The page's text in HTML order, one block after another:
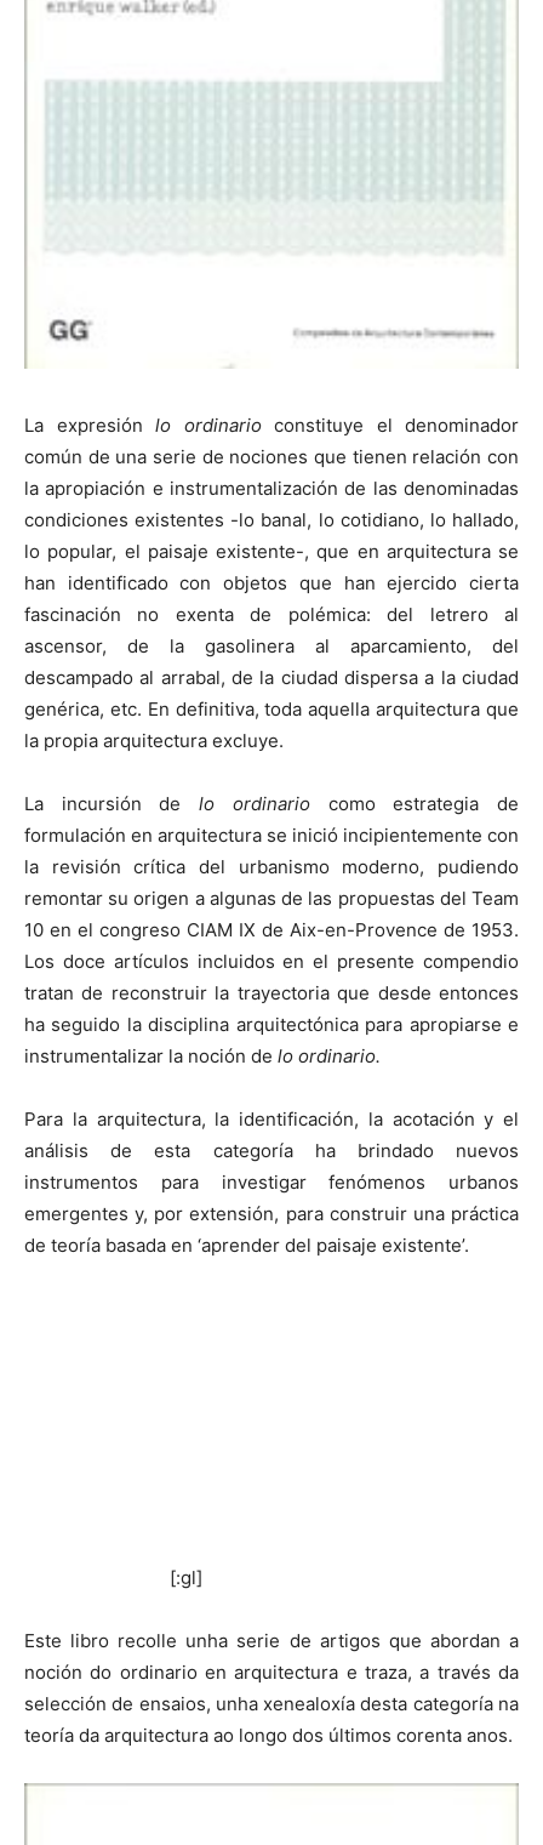
La expresión lo ordinarioconstituye el denominador
común de una serie de nociones que tienen relación con
la apropiación e instrumentalización de las denominadas
condiciones existentes -lo banal, lo cotidiano, lo hallado,
lo popular, el paisaje existente-, que en arquitectura se
han identificado con objetos que han ejercido cierta
fascinación no exenta de polémica: del letrero al
ascensor, de la gasolinera al aparcamiento, del
descampado al arrabal, de la ciudad dispersa a la ciudad
genérica, etc. En definitiva, toda aquella arquitectura que
la propia arquitectura excluye.
La incursión delo ordinariocomo estrategia de
formulación en arquitectura se inició incipientemente con
la revisión crítica del urbanismo moderno, pudiendo
remontar su origen a algunas de las propuestas del Team
10 en el congreso CIAM IX de Aix-en-Provence de 1953.
Los doce artículos incluidos en el presente compendio
tratan de reconstruir la trayectoria que desde entonces
ha seguido la disciplina arquitectónica para apropiarse e
instrumentalizar la noción de lo ordinario.
Para la arquitectura, la identificación, la acotación y el
análisis de esta categoría ha brindado nuevos
instrumentos para investigar fenómenos urbanos
emergentes y, por extensión, para construir una práctica
de teoría basada en ‘aprender del paisaje existente’.
[:gl]
Este libro recolle unha serie de artigos que abordan a
noción do ordinario en arquitectura e traza, a través da
selección de ensaios, unha xenealoxía desta categoría na
teoría da arquitectura ao longo dos últimos corenta anos.